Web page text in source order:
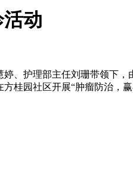
动
、护理部主任刘珊带领下
桂园社区开展“肿瘤防治，